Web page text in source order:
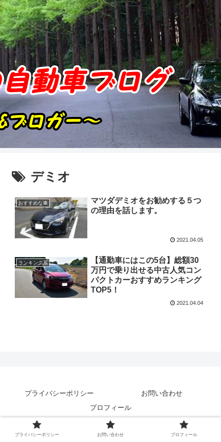
デミオ
おすすめな車
マツダデミオをお勧めする５つ
の理由を話します。
2021.04.05
ランキング系
【通勤車にはこの5台】総額30
万円で乗り出せる中古人気コン
パクトカーおすすめランキング
TOP5！
2021.04.04
プライバシーポリシー
お問い合わせ
プロフィール
Copyright © 2021 yasu278自動車ブログ All Rights Reserved.
プライバシーポリシー お問い合わせ プロフィール